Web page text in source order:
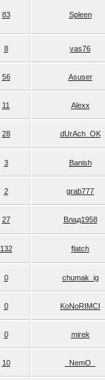
83 Spleen
8 vas76
56 Asuser
11 Alexx
28 dUrAch_OK
3 Banish
2 grab777
27 Влад1958
132 flatch
0 chumak_ig
0 KoNoRIMCI
0 mirek
10 _NemO_